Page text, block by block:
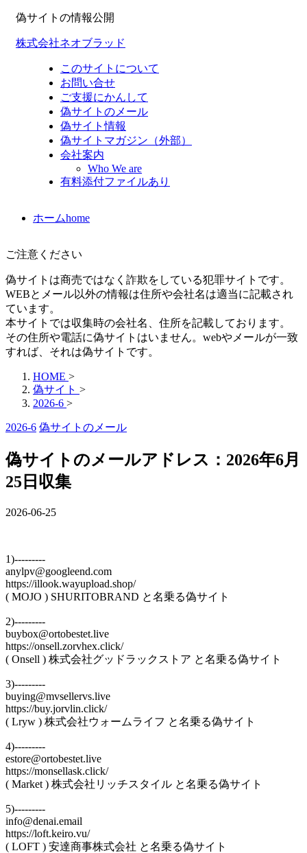
偽サイトの情報公開
株式会社ネオブラッド
このサイトについて
お問い合せ
ご支援にかんして
偽サイトのメール
偽サイト情報
偽サイトマガジン（外部）
会社案内
Who We are
有料添付ファイルあり
ホームhome
ご注意ください
偽サイトは商売ではなく詐欺をしている犯罪サイトです。
WEBとメール以外の情報は住所や会社名は適当に記載され
ています。
本サイトでは収集時の会社名、住所を記載しております。
その住所や電話に偽サイトはいません。webやメールが一致
すれば、それは偽サイトです。
HOME >
偽サイト >
2026-6 >
2026-6 偽サイトのメール
偽サイトのメールアドレス：2026年6月
25日収集
2026-06-25
1)---------
anylpv@googleend.com
https://illook.wayupload.shop/
( MOJO ) SHURITOBRAND と名乗る偽サイト
2)---------
buybox@ortobestet.live
https://onsell.zorvhex.click/
( Onsell ) 株式会社グッドラックストア と名乗る偽サイト
3)---------
buying@mvsellervs.live
https://buy.jorvlin.click/
( Lryw ) 株式会社ウォームライフ と名乗る偽サイト
4)---------
estore@ortobestet.live
https://monsellask.click/
( Market ) 株式会社リッチスタイル と名乗る偽サイト
5)---------
info@denai.email
https://loft.keiro.vu/
( LOFT ) 安達商事株式会社 と名乗る偽サイト